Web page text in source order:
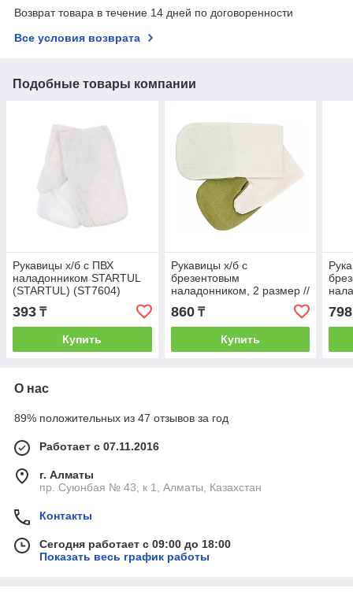
Возврат товара в течение 14 дней по договоренности
Все условия возврата
Подобные товары компании
Рукавицы х/б с ПВХ
наладонником STARTUL
(STARTUL) (ST7604)
393 ₸
Купить
Рукавицы х/б с
брезентовым
наладонником, 2 размер //
СИБРТЕХ Россия
860₸
Купить
798
О нас
89% положительных из 47 отзывов за год
Работает с 07.11.2016
г. Алматы
пр. Суюнбая № 43, к 1, Алматы, Казахстан
Контакты
Сегодня работает с 09:00 до 18:00
Показать весь график работы